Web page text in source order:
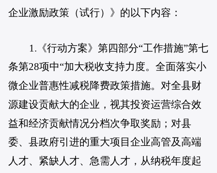
企业激励政策（试行）》的以下内容：
1.《行动方案》第四部分“工作措施”第七
条第28项中“加大税收支持力度。全面落实小
微企业普惠性减税降费政策措施。对全县财
源建设贡献大的企业，视其投资运营综合效
益和经济贡献情况分档次争取奖励；对县
委、县政府引进的重大项目企业高管及高端
人才、紧缺人才、急需人才，从纳税年度起